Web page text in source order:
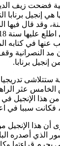
فضحت زيف
إنجيل برنابا
بحوالي 300 سنة، وقد قال
عنها في كتابه
مد النصرانية
برنابا.
عثر
الإنجيل في
سببا في
هذا الإنجيل
الذي أصدره
قراءتها وكان